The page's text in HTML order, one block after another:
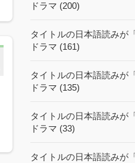
ドラマ (200)
タイトルの日本語読みが
ドラマ (161)
タイトルの日本語読みが
ドラマ (135)
タイトルの日本語読みが
ドラマ (33)
タイトルの日本語読みが